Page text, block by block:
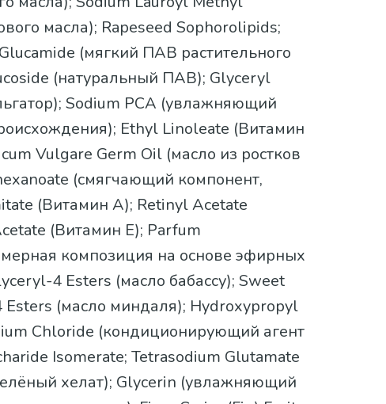
масла); Rapeseed Sophorolipids;
(мягкий ПАВ растительного
(натуральный ПАВ); Glyceryl
Sodium PCA (увлажняющий
Ethyl Linoleate (Витамин
Vulgare Germ Oil (масло из ростков
(смягчающий компонент,
(Витамин А); Retinyl Acetate
(Витамин E); Parfum
композиция на основе эфирных
4 Esters (масло бабассу); Sweet
(масло миндаля); Hydroxypropyl
Chloride (кондиционирующий агент
Isomerate; Tetrasodium Glutamate
хелат); Glycerin (увлажняющий